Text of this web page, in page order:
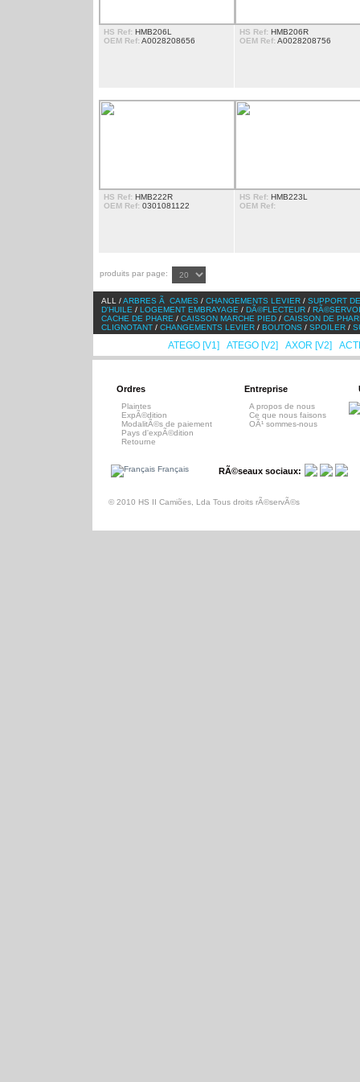
HS Ref: HMB206L
OEM Ref: A0028208656
HS Ref: HMB206R
OEM Ref: A0028208756
HS Ref: HMB222R
OEM Ref: 0301081122
HS Ref: HMB223L
OEM Ref:
produits par page:
ALL /ARBRES Ã CAMES / CHANGEMENTS LEVIER / SUPPORT
D'HUILE / LOGEMENT EMBRAYAGE / DÃ©FLECTEUR /
CACHE DE PHARE / CAISSON MARCHE PIED / CAISSON DE
CLIGNOTANT / CHANGEMENTS LEVIER / BOUTONS / SPOILER /
ATEGO [V1] ATEGO [V2] AXOR [V2]
Ordres
Plaintes
ExpÃ©dition
ModalitÃ©s de paiement
Pays d'expÃ©dition
Retourne
Entreprise
A propos de nous
Ce que nous faisons
OÃ¹ sommes-nous
Français RÃ©seaux sociaux:
© 2010 HS II Camiões, Lda Tous droits rÃ©servÃ©s